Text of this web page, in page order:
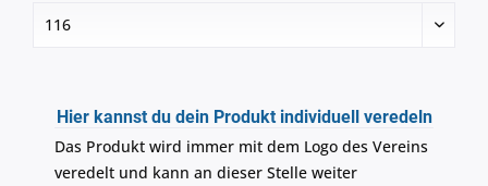
Hier kannst du dein Produkt individuell veredeln
Das Produkt wird immer mit dem Logo des Vereins
veredelt und kann an dieser Stelle weiter